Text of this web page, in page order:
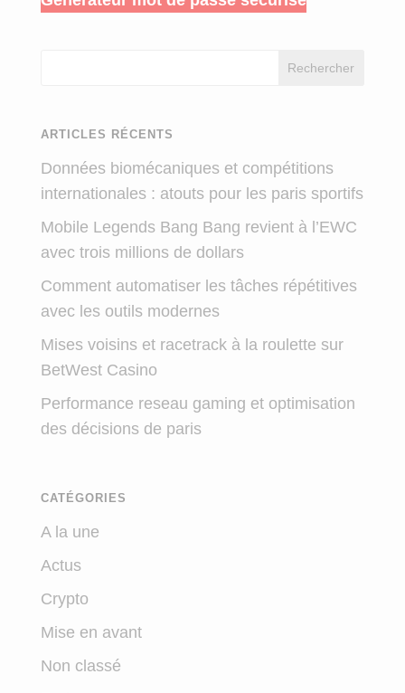
Rechercher
ARTICLES RÉCENTS
Données biomécaniques et compétitions
internationales : atouts pour les paris sportifs
Mobile Legends Bang Bang revient à l’EWC
avec trois millions de dollars
Comment automatiser les tâches répétitives
avec les outils modernes
Mises voisins et racetrack à la roulette sur
BetWest Casino
Performance reseau gaming et optimisation
des décisions de paris
CATÉGORIES
A la une
Actus
Crypto
Mise en avant
Non classé